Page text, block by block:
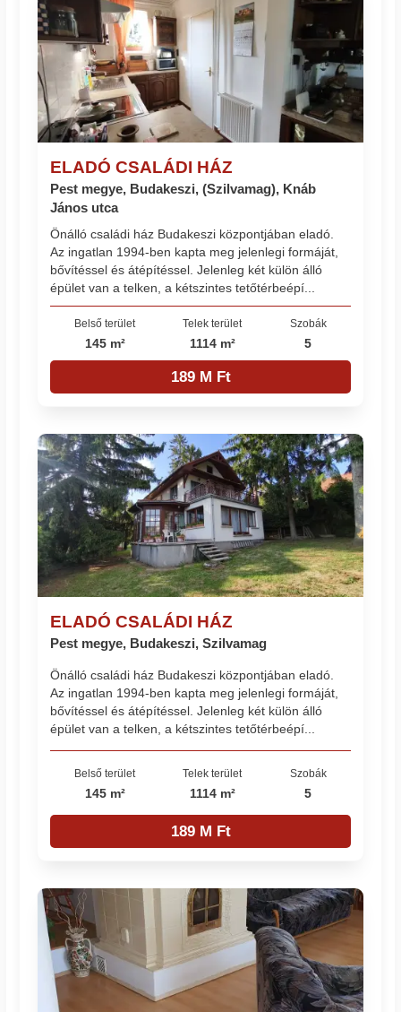
ELADÓ CSALÁDI HÁZ
Pest megye, Budakeszi, (Szilvamag), Knáb
János utca
Önálló családi ház Budakeszi központjában eladó.
Az ingatlan 1994-ben kapta meg jelenlegi formáját,
bővítéssel és átépítéssel. Jelenleg két külön álló
épület van a telken, a kétszintes tetőtérbeépí...
Belső terület
145 m²
Telek terület
1114 m²
Szobák
5
189 M Ft
ELADÓ CSALÁDI HÁZ
Pest megye, Budakeszi, Szilvamag
Önálló családi ház Budakeszi központjában eladó.
Az ingatlan 1994-ben kapta meg jelenlegi formáját,
bővítéssel és átépítéssel. Jelenleg két külön álló
épület van a telken, a kétszintes tetőtérbeépí...
Belső terület
145 m²
Telek terület
1114 m²
Szobák
5
189 M Ft